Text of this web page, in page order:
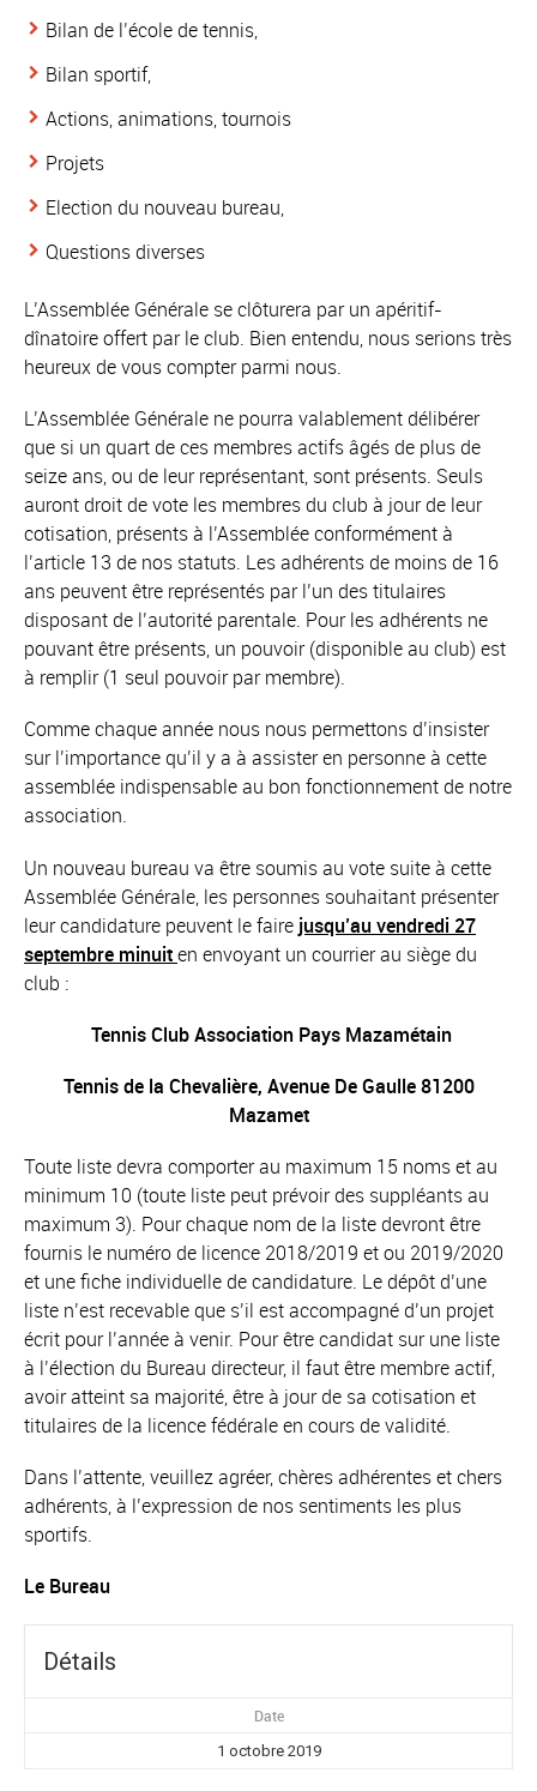
Bilan de l’école de tennis,
Bilan sportif,
Actions, animations, tournois
Projets
Election du nouveau bureau,
Questions diverses
L’Assemblée Générale se clôturera par un apéritif-
dînatoire offert par le club. Bien entendu, nous serions très
heureux de vous compter parmi nous.
L’Assemblée Générale ne pourra valablement délibérer
que si un quart de ces membres actifs âgés de plus de
seize ans, ou de leur représentant, sont présents. Seuls
auront droit de vote les membres du club à jour de leur
cotisation, présents à l’Assemblée conformément à
l’article 13 de nos statuts. Les adhérents de moins de 16
ans peuvent être représentés par l’un des titulaires
disposant de l’autorité parentale. Pour les adhérents ne
pouvant être présents, un pouvoir (disponible au club) est
à remplir (1 seul pouvoir par membre).
Comme chaque année nous nous permettons d’insister
sur l’importance qu’il y a à assister en personne à cette
assemblée indispensable au bon fonctionnement de notre
association.
Un nouveau bureau va être soumis au vote suite à cette
Assemblée Générale, les personnes souhaitant présenter
leur candidature peuvent le faire jusqu’au vendredi 27
septembre minuiten envoyant un courrier au siège du
club :
Tennis Club Association Pays Mazamétain
Tennis de la Chevalière, Avenue De Gaulle 81200
Mazamet
Toute liste devra comporter au maximum 15 noms et au
minimum 10 (toute liste peut prévoir des suppléants au
maximum 3). Pour chaque nom de la liste devront être
fournis le numéro de licence 2018/2019 et ou 2019/2020
et une fiche individuelle de candidature. Le dépôt d’une
liste n’est recevable que s’il est accompagné d’un projet
écrit pour l’année à venir. Pour être candidat sur une liste
à l’élection du Bureau directeur, il faut être membre actif,
avoir atteint sa majorité, être à jour de sa cotisation et
titulaires de la licence fédérale en cours de validité.
Dans l’attente, veuillez agréer, chères adhérentes et chers
adhérents, à l’expression de nos sentiments les plus
sportifs.
Le Bureau
Détails
Date
1 octobre 2019